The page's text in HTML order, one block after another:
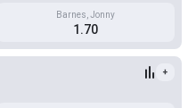
Barnes, Jonny
1.70
+